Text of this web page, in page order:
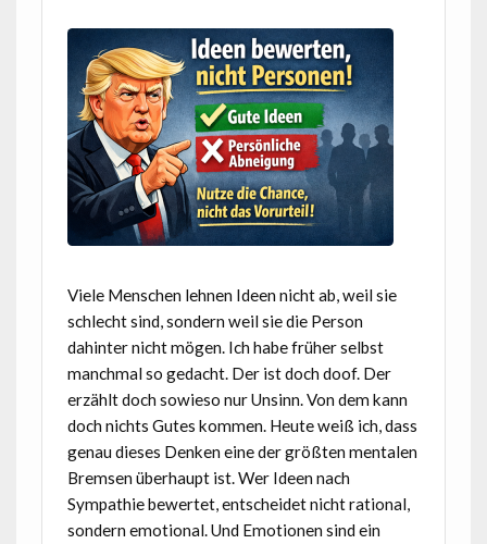
Viele Menschen lehnen Ideen nicht ab, weil sie
schlecht sind, sondern weil sie die Person
dahinter nicht mögen. Ich habe früher selbst
manchmal so gedacht. Der ist doch doof. Der
erzählt doch sowieso nur Unsinn. Von dem kann
doch nichts Gutes kommen. Heute weiß ich, dass
genau dieses Denken eine der größten mentalen
Bremsen überhaupt ist. Wer Ideen nach
Sympathie bewertet, entscheidet nicht rational,
sondern emotional. Und Emotionen sind ein